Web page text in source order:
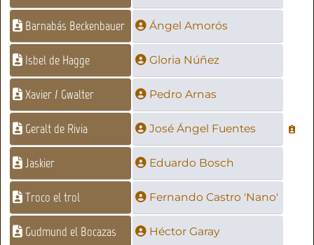
Barnabás Beckenbauer Ángel Amorós
Isbel de Hagge Gloria Núñez
Xavier / Gwalter Pedro Arnas
Geralt de Rivia José Ángel Fuentes
Jaskier Eduardo Bosch
Troco el trol Fernando Castro 'Nano'
Gudmund el Bocazas Héctor Garay